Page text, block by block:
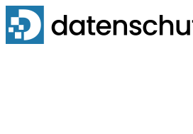
Zum
Inhalt
springen